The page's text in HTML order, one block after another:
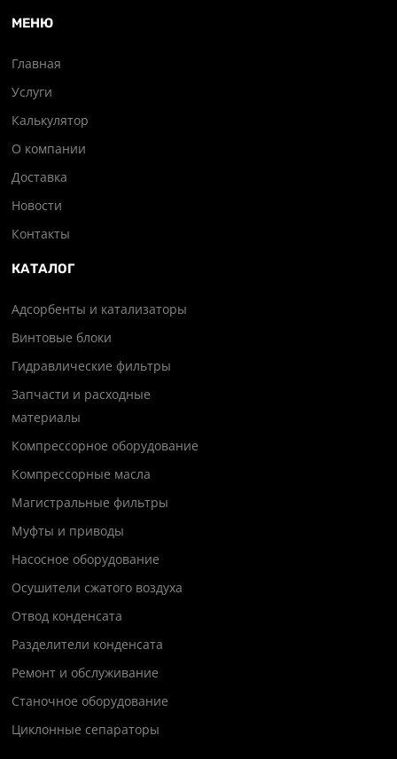
МЕНЮ
Главная
Услуги
Калькулятор
О компании
Доставка
Новости
Контакты
КАТАЛОГ
Адсорбенты и катализаторы
Винтовые блоки
Гидравлические фильтры
Запчасти и расходные
материалы
Компрессорное оборудование
Компрессорные масла
Магистральные фильтры
Муфты и приводы
Насосное оборудование
Осушители сжатого воздуха
Отвод конденсата
Разделители конденсата
Ремонт и обслуживание
Станочное оборудование
Циклонные сепараторы